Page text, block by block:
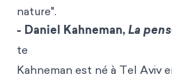
nature".
- Daniel Kahneman,La
te
Kahneman est né à Tel Aviv